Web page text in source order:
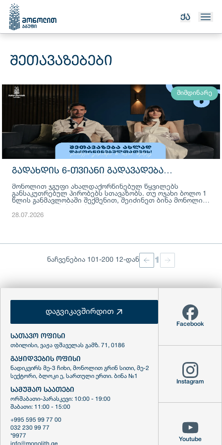
ᲥᲐ
ᲨᲔᲗᲐᲕᲐᲖᲔᲑᲔᲑᲘ
მიმდინარე
ᲒᲐᲓᲐᲮᲓᲘᲡ 6-ᲗᲕᲘᲐᲜᲘ ᲒᲐᲓᲐᲕᲐᲓᲔᲑᲐ
მონოლით ჯგუფი ახალდაქორწინებულ წყვილებს
განსაკუთრებულ პირობებს სთავაზობს. თუ ოჯახი ბოლო 1
წლის განმავლობაში შექმენით, შეიძინეთ ბინა მონოლით
და დაიწყეთ გადახდა 6 თვის შემდეგ.
28.07.2026
ნაჩვენებია 101-200 12-დან 1
დაგვიკავშირდით
ᲡᲐᲗᲐᲕᲝ ᲝᲤᲘᲡᲘ
თბილისი, ვაჟა ფშაველას გამზ. 71, 0186
ᲒᲐᲧᲘᲓᲕᲔᲑᲘᲡ ᲝᲤᲘᲡᲘ
ნადიკვირს მე-3 ჩიხი, მონოლით გრინ სითი, მე-2
სექტორი, ბლოკი ე, სართული ერთი. ბინა №1
ᲡᲐᲛᲣᲨᲐᲝ ᲡᲐᲐᲗᲔᲑᲘ
ორშაბათი-პარასკევი: 10:00 - 19:00
შაბათი: 11:00 - 15:00
+995 595 99 77 00
032 230 99 77
*9977
info@monolith.ge
Facebook
Instagram
Youtube